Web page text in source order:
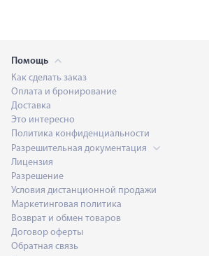
Помощь
Как сделать заказ
Оплата и бронирование
Доставка
Это интересно
Политика конфиденциальности
Разрешительная документация
Лицензия
Разрешение
Условия дистанционной продажи
Маркетинговая политика
Возврат и обмен товаров
Договор оферты
Обратная связь